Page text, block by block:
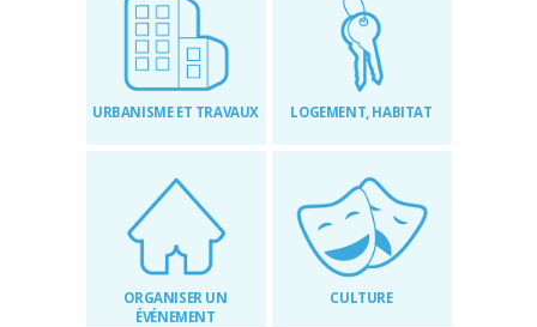
URBANISME ET TRAVAUX LOGEMENT, HABITAT
ORGANISER UN
ÉVÉNEMENT
CULTURE